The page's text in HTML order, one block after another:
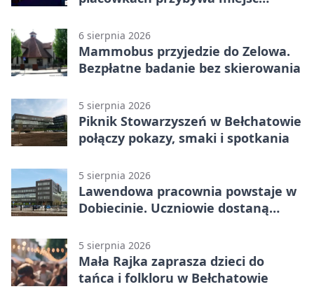
6 sierpnia 2026
Mammobus przyjedzie do Zelowa.
Bezpłatne badanie bez skierowania
5 sierpnia 2026
Piknik Stowarzyszeń w Bełchatowie
połączy pokazy, smaki i spotkania
5 sierpnia 2026
Lawendowa pracownia powstaje w
Dobiecinie. Uczniowie dostaną
5 sierpnia 2026
Mała Rajka zaprasza dzieci do
tańca i folkloru w Bełchatowie